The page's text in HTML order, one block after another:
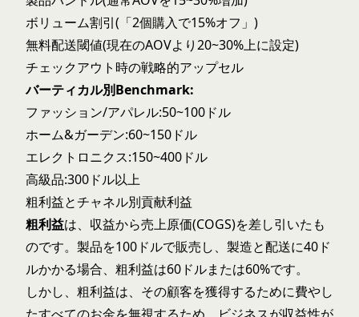
ボリューム割引(「2個購入で15%オフ」)
無料配送閾値(現在のAOVより20~30%上に設定)
チェックアウト時の戦略的アップセル
バーティカル別Benchmark:
ファッション/アパレル:50~100ドル
ホーム&ガーデン:60~150ドル
エレクトロニクス:150~400ドル
高級品:300ドル以上
粗利益とチャネル別貢献利益
粗利益は、収益から売上原価(COGS)を差し引いたも
のです。製品を100ドルで販売し、製造と配送に40ド
ルかかる場合、粗利益は60ドルまたは60%です。
しかし、粗利益は、その顧客を獲得するために費やし